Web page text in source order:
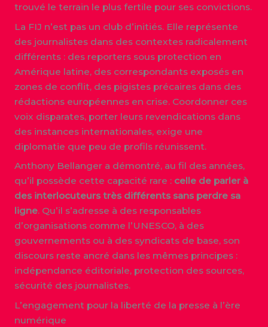
trouvé le terrain le plus fertile pour ses convictions.
La FIJ n’est pas un club d’initiés. Elle représente
des journalistes dans des contextes radicalement
différents : des reporters sous protection en
Amérique latine, des correspondants exposés en
zones de conflit, des pigistes précaires dans des
rédactions européennes en crise. Coordonner ces
voix disparates, porter leurs revendications dans
des instances internationales, exige une
diplomatie que peu de profils réunissent.
Anthony Bellanger a démontré, au fil des années,
qu’il possède cette capacité rare : celle de parler à
des interlocuteurs très différents sans perdre sa
ligne. Qu’il s’adresse à des responsables
d’organisations comme l’UNESCO, à des
gouvernements ou à des syndicats de base, son
discours reste ancré dans les mêmes principes :
indépendance éditoriale, protection des sources,
sécurité des journalistes.
L’engagement pour la liberté de la presse à l’ère
numérique